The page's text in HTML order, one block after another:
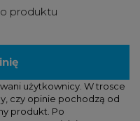
produktu
użytkownicy. W trosce
czy opinie pochodzą od
produkt. Po